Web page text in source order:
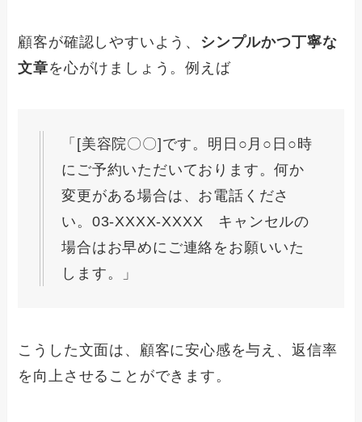
顧客が確認しやすいよう、 シンプルかつ丁寧な
文章を心がけましょう。例えば
「[美容院〇〇]です。明日○月○日○時
にご予約いただいております。何か
変更がある場合は、お電話くださ
い。03-XXXX-XXXX キャンセルの
場合はお早めにご連絡をお願いいた
します。」
こうした文面は、顧客に安心感を与え、返信率
を向上させることができます。